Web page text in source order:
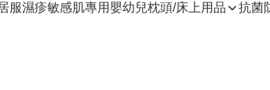
服濕疹敏感肌專用嬰幼兒枕頭/床上用品 抗菌